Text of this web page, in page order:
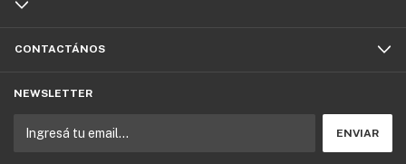
CONTACTÁNOS
NEWSLETTER